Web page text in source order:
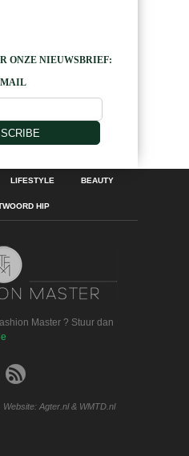
ONZE NIEUWSBRIEF:
LIFESTYLE BEAUTY
HIP
Master ? Stuur dan
Agter.nl & WMTD.nl